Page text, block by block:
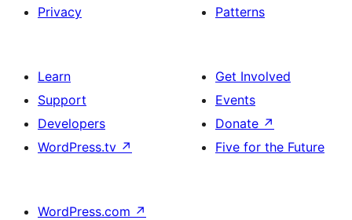
Privacy
Patterns
Learn
Support
Developers
WordPress.tv ↗
Get Involved
Events
Donate ↗
Five for the Future
WordPress.com ↗